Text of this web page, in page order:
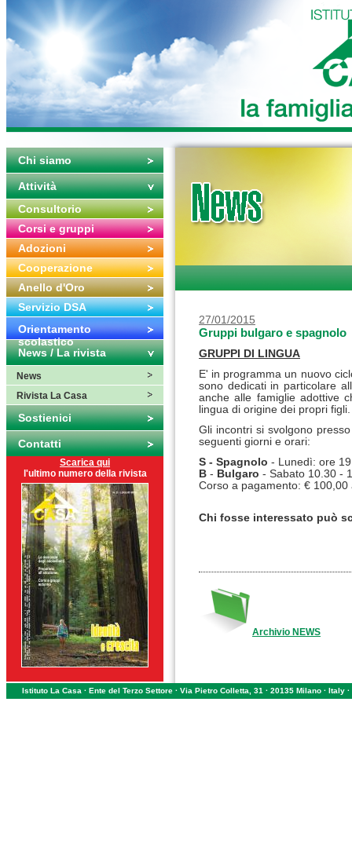
Chi siamo
Attività
Consultorio
Corsi e gruppi
Adozioni
Cooperazione
Anello d'Oro
Servizio DSA
Orientamento
scolastico
News / La rivista
News
Rivista La Casa
Sostienici
Contatti
Scarica qui
l'ultimo numero della rivista
27/01/2015
Gruppi bulgaro e spagnolo
GRUPPI DI LINGUA
E' in programma un nuovo
sono dedicati in particolare
anche alle famiglie adottive
lingua di origine dei propri figli.
Gli incontri si svolgono
seguenti giorni e orari:
S - Spagnolo - Lunedì: ore
B - Bulgaro - Sabato 10.30 -
Corso a pagamento: €
Chi fosse interessato può
Archivio NEWS
Istituto La Casa · Ente del Terzo Settore · Via Pietro Colletta, 31 · 20135 Milano · Italy